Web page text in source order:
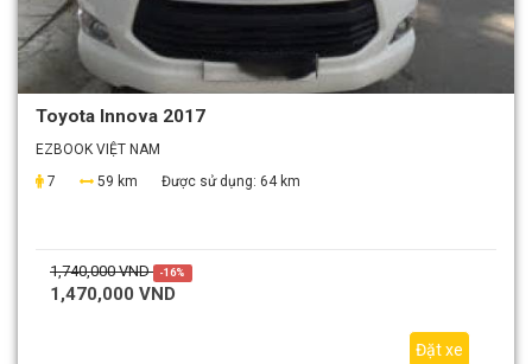
Toyota Innova 2017
EZBOOK VIỆT NAM
7
59 km Được sử dụng: 64 km
1,740,000 VND -16%
1,470,000 VND
Đặt xe